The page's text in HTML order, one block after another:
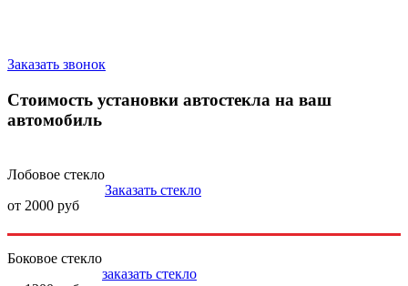
Заказать звонок
Стоимость установки автостекла на ваш
автомобиль
Лобовое стекло
от 2000 руб
Заказать стекло
Боковое стекло
заказать стекло